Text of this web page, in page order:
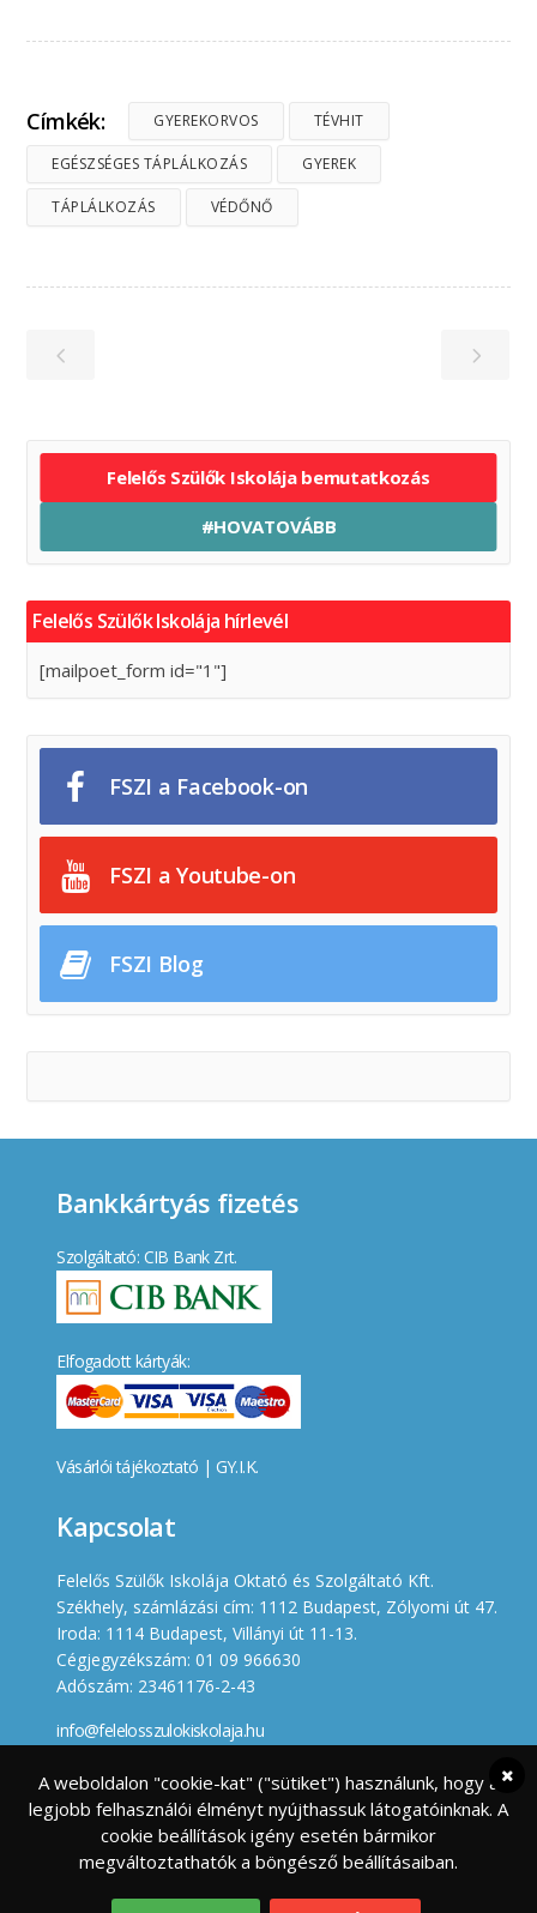
Címkék: GYEREKORVOS TÉVHIT
EGÉSZSÉGES TÁPLÁLKOZÁS GYEREK
TÁPLÁLKOZÁS VÉDŐNŐ
Felelős Szülők Iskolája bemutatkozás
#HOVATOVÁBB
Felelős Szülők Iskolája hírlevél
[mailpoet_form id="1"]
FSZI a Facebook-on
FSZI a Youtube-on
FSZI Blog
Bankkártyás fizetés
Szolgáltató: CIB Bank Zrt.
Elfogadott kártyák:
Vásárlói tájékoztató | GY.I.K.
Kapcsolat
Felelős Szülők Iskolája Oktató és Szolgáltató Kft.
Székhely, számlázási cím: 1112 Budapest, Zólyomi út 47.
Iroda: 1114 Budapest, Villányi út 11-13.
Cégjegyzékszám: 01 09 966630
Adószám: 23461176-2-43
info@felelosszulokiskolaja.hu
A weboldalon "cookie-kat" ("sütiket") használunk, hogy a
legjobb felhasználói élményt nyújthassuk látogatóinknak. A
cookie beállítások igény esetén bármikor
megváltoztathatók a böngésző beállításaiban.